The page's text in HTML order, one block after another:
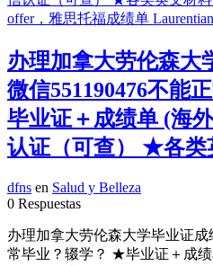
办理加拿大劳伦森大
微信551190476不能
毕业证＋成绩单 (海
认证（可查） ★各类
dfns en Salud y Belleza
0 Respuestas
办理加拿大劳伦森大学毕业证成
常毕业？辍学？ ★毕业证＋成